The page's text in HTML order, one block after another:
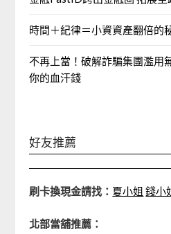
時間＋紀律＝小資資產翻倍的
不再上當！破解詐騙集團濫用
你的血汗錢
好友推薦
刷卡換現金請找： 夏小姐 錢小
北部當舖推薦：